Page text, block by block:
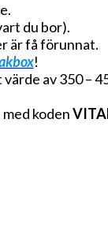
du bor).
är få förunnat.
!
av 350 –
med koden